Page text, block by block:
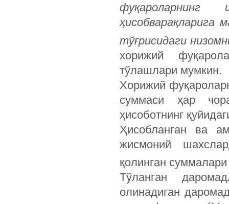
тўғрисидаги
хорижий
тўлашлари мумкин.
Хорижий
суммаси ҳар
ҳисоботнинг
Ҳисобланган ва
жисмоний
қолинган
Тўланган
олинадиган